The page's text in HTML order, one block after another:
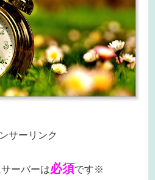
サーリンク
ーバーは必須です※